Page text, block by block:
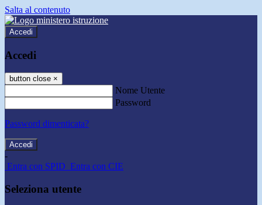
Salta al contenuto
Accedi
Accedi
button close ×
Nome Utente
Password
Password dimenticata?
-
Entra con SPID Entra con CIE
Seleziona utente